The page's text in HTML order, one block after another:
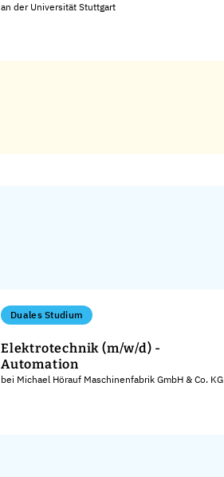
an der Universität Stuttgart
Duales Studium
Elektrotechnik (m/w/d) -
Automation
bei Michael Hörauf Maschinenfabrik GmbH & Co. KG